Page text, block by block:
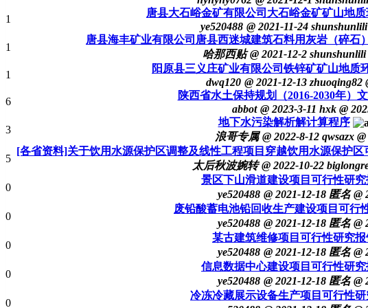
1
唐县大石峪金矿有限公司大石峪金矿矿山地
ye520488 @ 2021-11-24 shunshunlili
1
唐县海丰矿业有限公司唐县西迷城建筑石料用灰岩（碎石
哈那西贴 @ 2021-12-2 shunshunlili
1
阳原县三义庄矿业有限公司铁锌矿矿山地质
dwq120 @ 2021-12-13 zhuoqing82
6
陕西省水土保持规划（2016-2030年）
abbot @ 2023-3-11 hxk @
3
地下水污染解析解计算程序
浪哥专属 @ 2022-8-12 qwsazx@
5
[各省资料]关于饮用水源保护区调整及线性工程项目穿越饮用水源保护
太后秋波婉转 @ 2022-10-22
0
景区下山滑道建设项目可行性研
ye520488 @ 2021-12-18 匿名@
0
废铅酸蓄电池铅回收生产建设项目可行
ye520488 @ 2021-12-18 匿名@
0
某古建筑维修项目可行性研究报
ye520488 @ 2021-12-18 匿名@
0
信息数据中心建设项目可行性研
ye520488 @ 2021-12-18 匿名@
0
冷冻冷藏展示设备生产项目可行性